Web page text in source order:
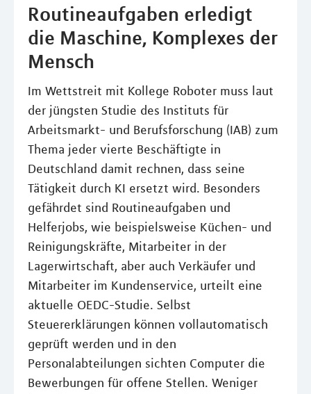
Routineaufgaben erledigt
die Maschine, Komplexes der
Mensch
Im Wettstreit mit Kollege Roboter muss laut
der jüngsten Studie des Instituts für
Arbeitsmarkt- und Berufsforschung (IAB) zum
Thema jeder vierte Beschäftigte in
Deutschland damit rechnen, dass seine
Tätigkeit durch KI ersetzt wird. Besonders
gefährdet sind Routineaufgaben und
Helferjobs, wie beispielsweise Küchen- und
Reinigungskräfte, Mitarbeiter in der
Lagerwirtschaft, aber auch Verkäufer und
Mitarbeiter im Kundenservice, urteilt eine
aktuelle OEDC-Studie. Selbst
Steuererklärungen können vollautomatisch
geprüft werden und in den
Personalabteilungen sichten Computer die
Bewerbungen für offene Stellen. Weniger